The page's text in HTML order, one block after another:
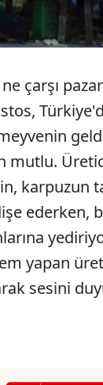
çarşı
mutlu.
karpuzun
ederken,
yapan
sesini